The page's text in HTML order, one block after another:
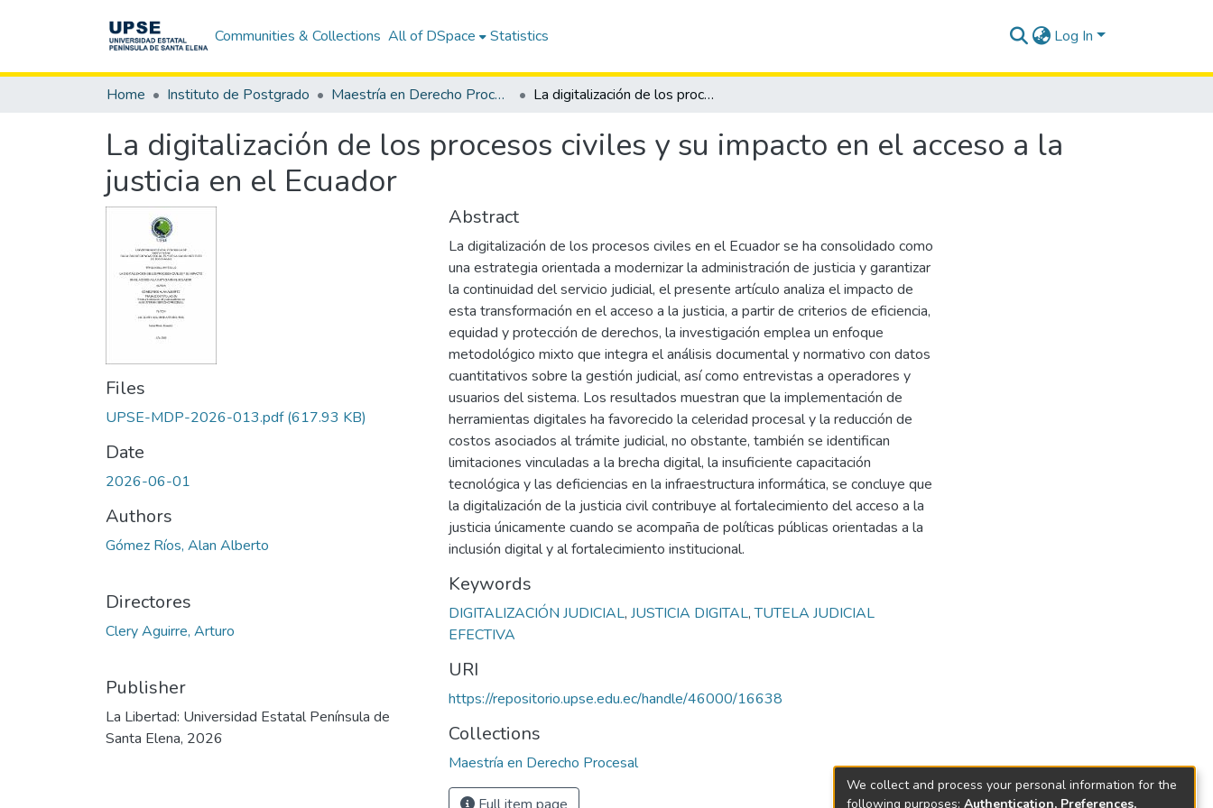
Communities & Collections All of DSpace Statistics Log In
Home Instituto de Postgrado Maestría en Derecho Procesal La digitalización de los procesos civiles y su impacto en el acceso a la justicia en el Ecuador
La digitalización de los procesos civiles y su impacto en el acceso a la
justicia en el Ecuador
Files
UPSE-MDP-2026-013.pdf(617.93 KB)
Date
2026-06-01
Authors
Gómez Ríos, Alan Alberto
Directores
Clery Aguirre, Arturo
Publisher
La Libertad: Universidad Estatal Península de
Santa Elena, 2026
Abstract
La digitalización de los procesos civiles en el Ecuador se ha consolidado como
una estrategia orientada a modernizar la administración de justicia y garantizar
la continuidad del servicio judicial, el presente artículo analiza el impacto de
esta transformación en el acceso a la justicia, a partir de criterios de eficiencia,
equidad y protección de derechos, la investigación emplea un enfoque
metodológico mixto que integra el análisis documental y normativo con datos
cuantitativos sobre la gestión judicial, así como entrevistas a operadores y
usuarios del sistema. Los resultados muestran que la implementación de
herramientas digitales ha favorecido la celeridad procesal y la reducción de
costos asociados al trámite judicial, no obstante, también se identifican
limitaciones vinculadas a la brecha digital, la insuficiente capacitación
tecnológica y las deficiencias en la infraestructura informática, se concluye que
la digitalización de la justicia civil contribuye al fortalecimiento del acceso a la
justicia únicamente cuando se acompaña de políticas públicas orientadas a la
inclusión digital y al fortalecimiento institucional.
Keywords
DIGITALIZACIÓN JUDICIAL, JUSTICIA DIGITAL,TUTELA JUDICIAL
EFECTIVA
URI
https://repositorio.upse.edu.ec/handle/46000/16638
Collections
Maestría en Derecho Procesal
We collect and process your personal information for the
following purposes: Authentication, Preferences,